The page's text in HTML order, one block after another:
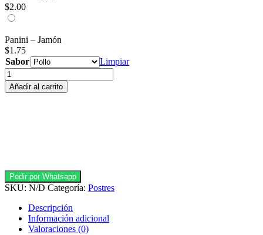
$2.00
Panini – Jamón
$1.75
Sabor
Limpiar
Panini
cantidad
Añadir al carrito
Pedir por Whatsapp
SKU: N/D Categoría: Postres
Descripción
Información adicional
Valoraciones (0)